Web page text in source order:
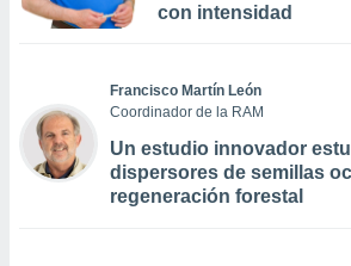
con intensidad
Francisco Martín León
Coordinador de la RAM
Un estudio innovador
dispersores de semillas
regeneración forestal